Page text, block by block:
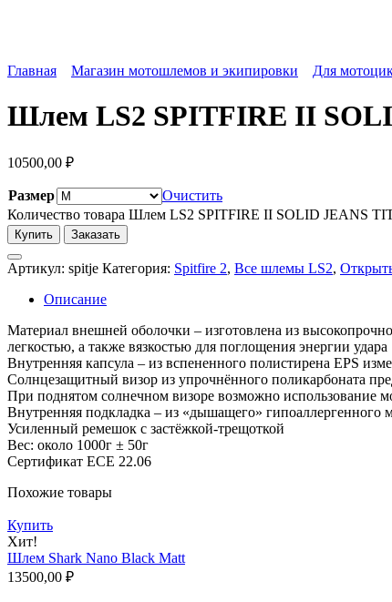
Главная Магазин мотошлемов и экипировки Для
Шлем LS2 SPITFIRE II
10500,00 ₽
Размер
Очистить
Количество товара Шлем LS2 SPITFIRE II SOLID JEANS
Купить Заказать
Артикул: spitje Категория: Spitfire 2, Все шлемы LS2,
Описание
Материал внешней оболочки – изготовлена из
легкостью, а также вязкостью для поглощения энергии удара
Внутренняя капсула – из вспененного полистирена EPS
Солнцезащитный визор из упрочнённого поликарбоната
При поднятом солнечном визоре возможно использование
Внутренняя подкладка – из «дышащего» гипоаллергенного
Усиленный ремешок с застёжкой-трещоткой
Вес: около 1000г ± 50г
Сертификат ECE 22.06
Похожие товары
Купить
Хит!
Шлем Shark Nano Black Matt
13500,00 ₽